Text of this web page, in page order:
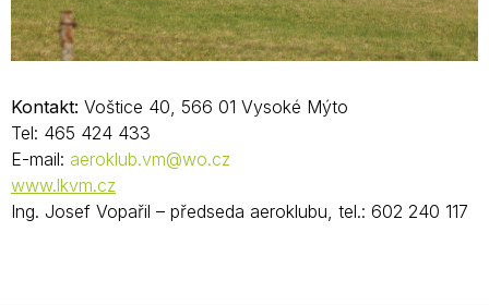
Kontakt: Voštice 40, 566 01 Vysoké Mýto
Tel: 465 424 433
E-mail: aeroklub.vm@wo.cz
www.lkvm.cz
Ing. Josef Vopařil – předseda aeroklubu, tel.: 602 240 117